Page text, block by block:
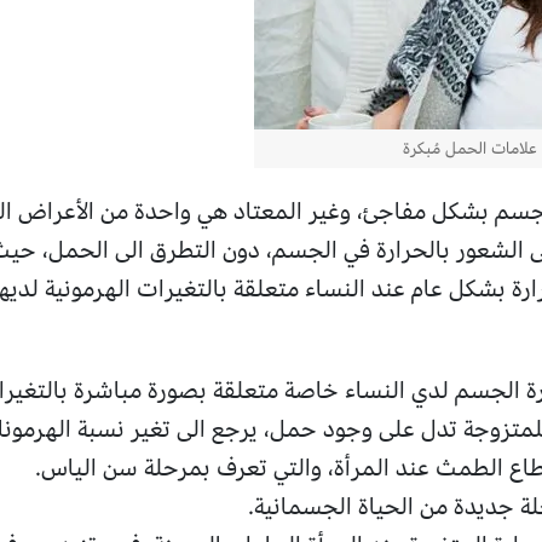
الحمل مُبكرة
بشكل مفاجئ، وغير المعتاد هي واحدة من الأعراض
بالحرارة في الجسم، دون التطرق الى الحمل،
بشكل عام عند النساء متعلقة بالتغيرات الهرمونية
لدي النساء خاصة متعلقة بصورة مباشرة
تدل على وجود حمل، يرجع الى تغير نسبة
الطمث عند المرأة، والتي تعرف بمرحلة سن الياس.
جديدة من الحياة الجسمانية.